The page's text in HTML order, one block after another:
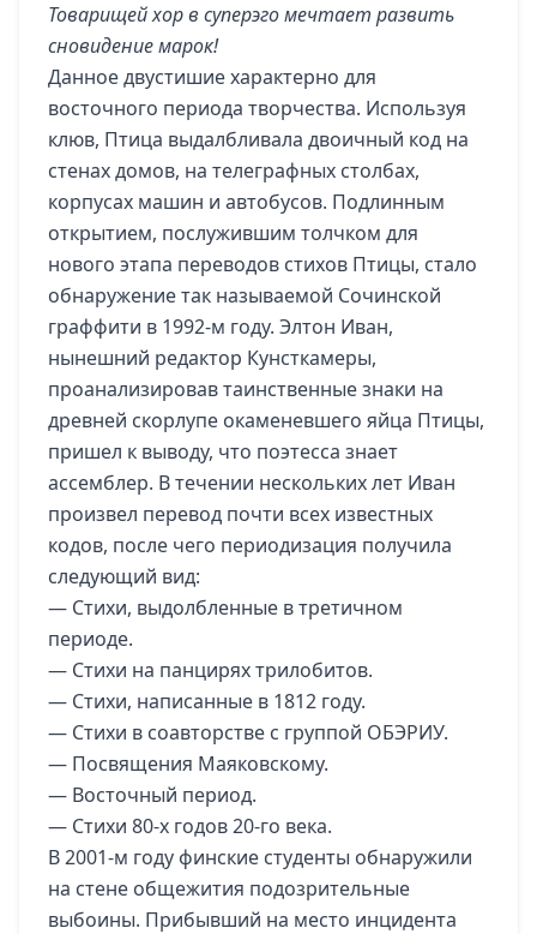
Товарищей хор в суперэго мечтает развить
сновидение марок!
Данное двустишие характерно для
восточного периода творчества. Используя
клюв, Птица выдалбливала двоичный код на
стенах домов, на телеграфных столбах,
корпусах машин и автобусов. Подлинным
открытием, послужившим толчком для
нового этапа переводов стихов Птицы, стало
обнаружение так называемой Сочинской
граффити в 1992-м году. Элтон Иван,
нынешний редактор Кунсткамеры,
проанализировав таинственные знаки на
древней скорлупе окаменевшего яйца Птицы,
пришел к выводу, что поэтесса знает
ассемблер. В течении нескольких лет Иван
произвел перевод почти всех известных
кодов, после чего периодизация получила
следующий вид:
— Стихи, выдолбленные в третичном
периоде.
— Стихи на панцирях трилобитов.
— Стихи, написанные в 1812 году.
— Стихи в соавторстве с группой ОБЭРИУ.
— Посвящения Маяковскому.
— Восточный период.
— Стихи 80-х годов 20-го века.
В 2001-м году финские студенты обнаружили
на стене общежития подозрительные
выбоины. Прибывший на место инцидента